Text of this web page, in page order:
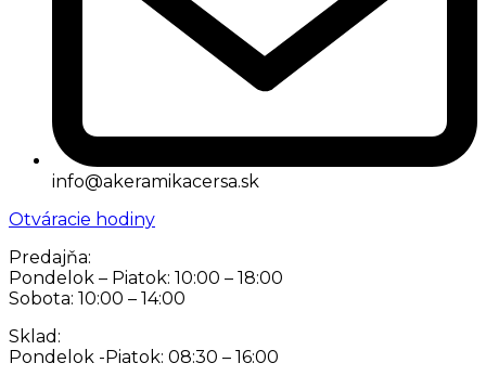
info@akeramikacersa.sk
Otváracie hodiny
Predajňa:
Pondelok – Piatok: 10:00 – 18:00
Sobota: 10:00 – 14:00
Sklad:
Pondelok -Piatok: 08:30 – 16:00